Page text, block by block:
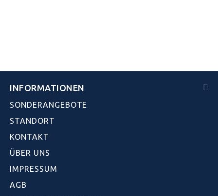
INFORMATIONEN
SONDERANGEBOTE
STANDORT
KONTAKT
ÜBER UNS
IMPRESSUM
AGB